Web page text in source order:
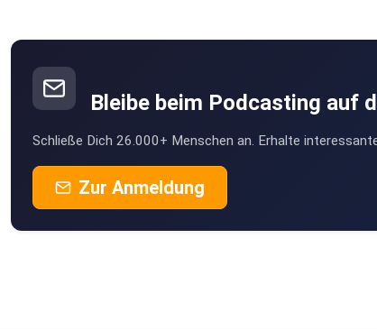
Bleibe beim Podcasting auf
Schließe Dich 26.000+ Menschen an. Erhalte
Zur Anmeldung